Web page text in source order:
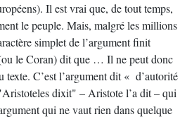
Il est vrai que, de tout temps,
le peuple. Mais, malgré les millions
simplet de l’argument finit
le Coran) dit que … Il ne peut donc
C’est l’argument dit « d’autorité
dixit" – Aristote l’a dit – qui
qui ne vaut rien dans quelque